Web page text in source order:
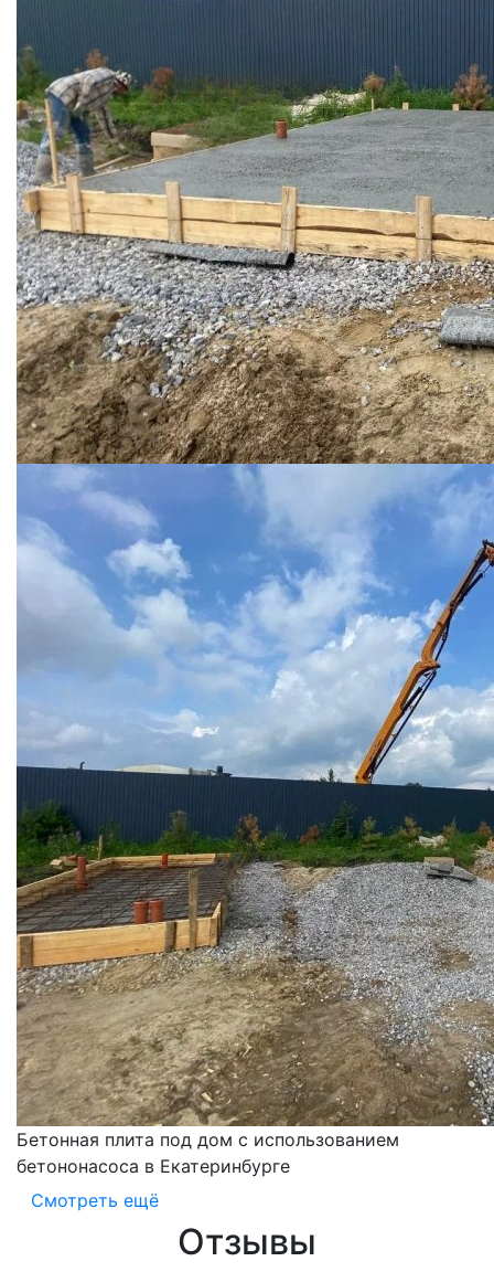
Бетонная плита под дом с использованием
бетононасоса в Екатеринбурге
Смотреть ещё
Отзывы